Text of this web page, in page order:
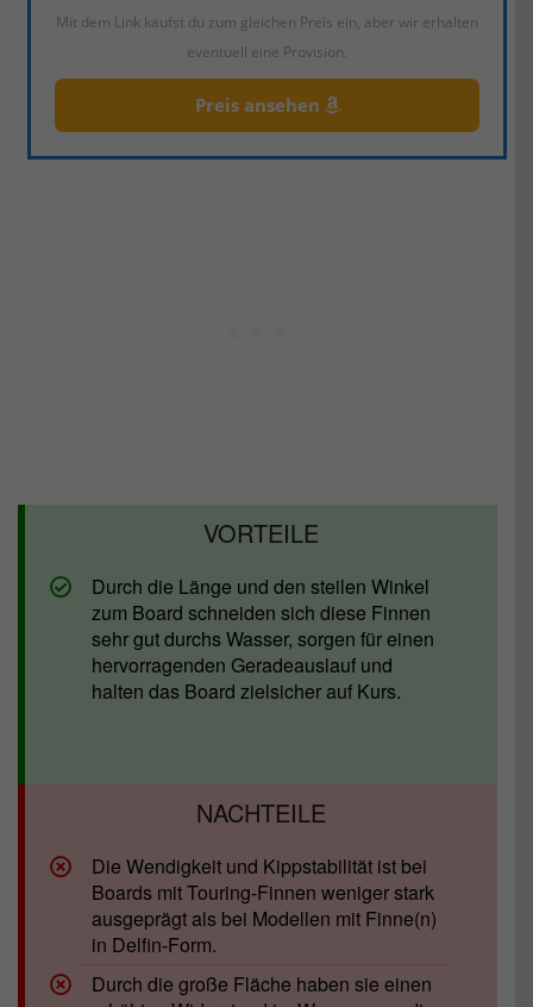
Mit dem Link kaufst du zum gleichen Preis ein, aber wir erhalten
eventuell eine Provision.
Preis ansehen
Durch die Länge und den steilen Winkel
zum Board schneiden sich diese Finnen
sehr gut durchs Wasser, sorgen für einen
hervorragenden Geradeauslauf und
halten das Board zielsicher auf Kurs.
Die Wendigkeit und Kippstabilität ist bei
Boards mit Touring-Finnen weniger stark
ausgeprägt als bei Modellen mit Finne(n)
in Delfin-Form.
Durch die große Fläche haben sie einen